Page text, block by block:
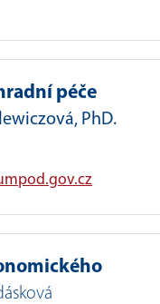
péče
PhD.